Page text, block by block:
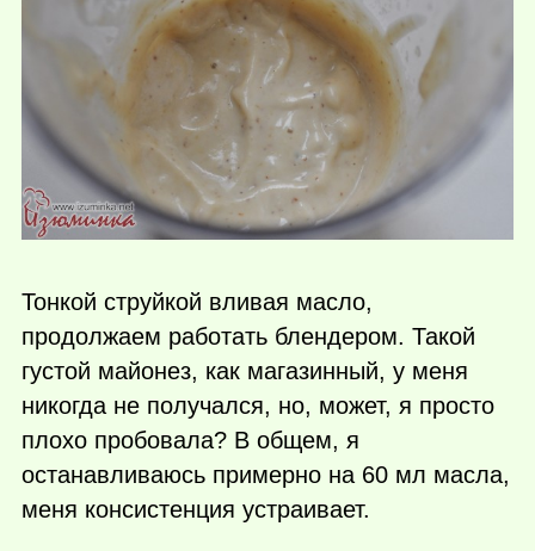
Тонкой струйкой вливая масло,
продолжаем работать блендером. Такой
густой майонез, как магазинный, у меня
никогда не получался, но, может, я просто
плохо пробовала? В общем, я
останавливаюсь примерно на 60 мл масла,
меня консистенция устраивает.